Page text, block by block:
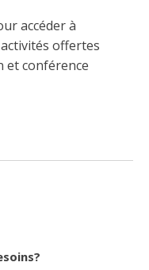
des fonds
formation
accéder à
offertes
et conférence